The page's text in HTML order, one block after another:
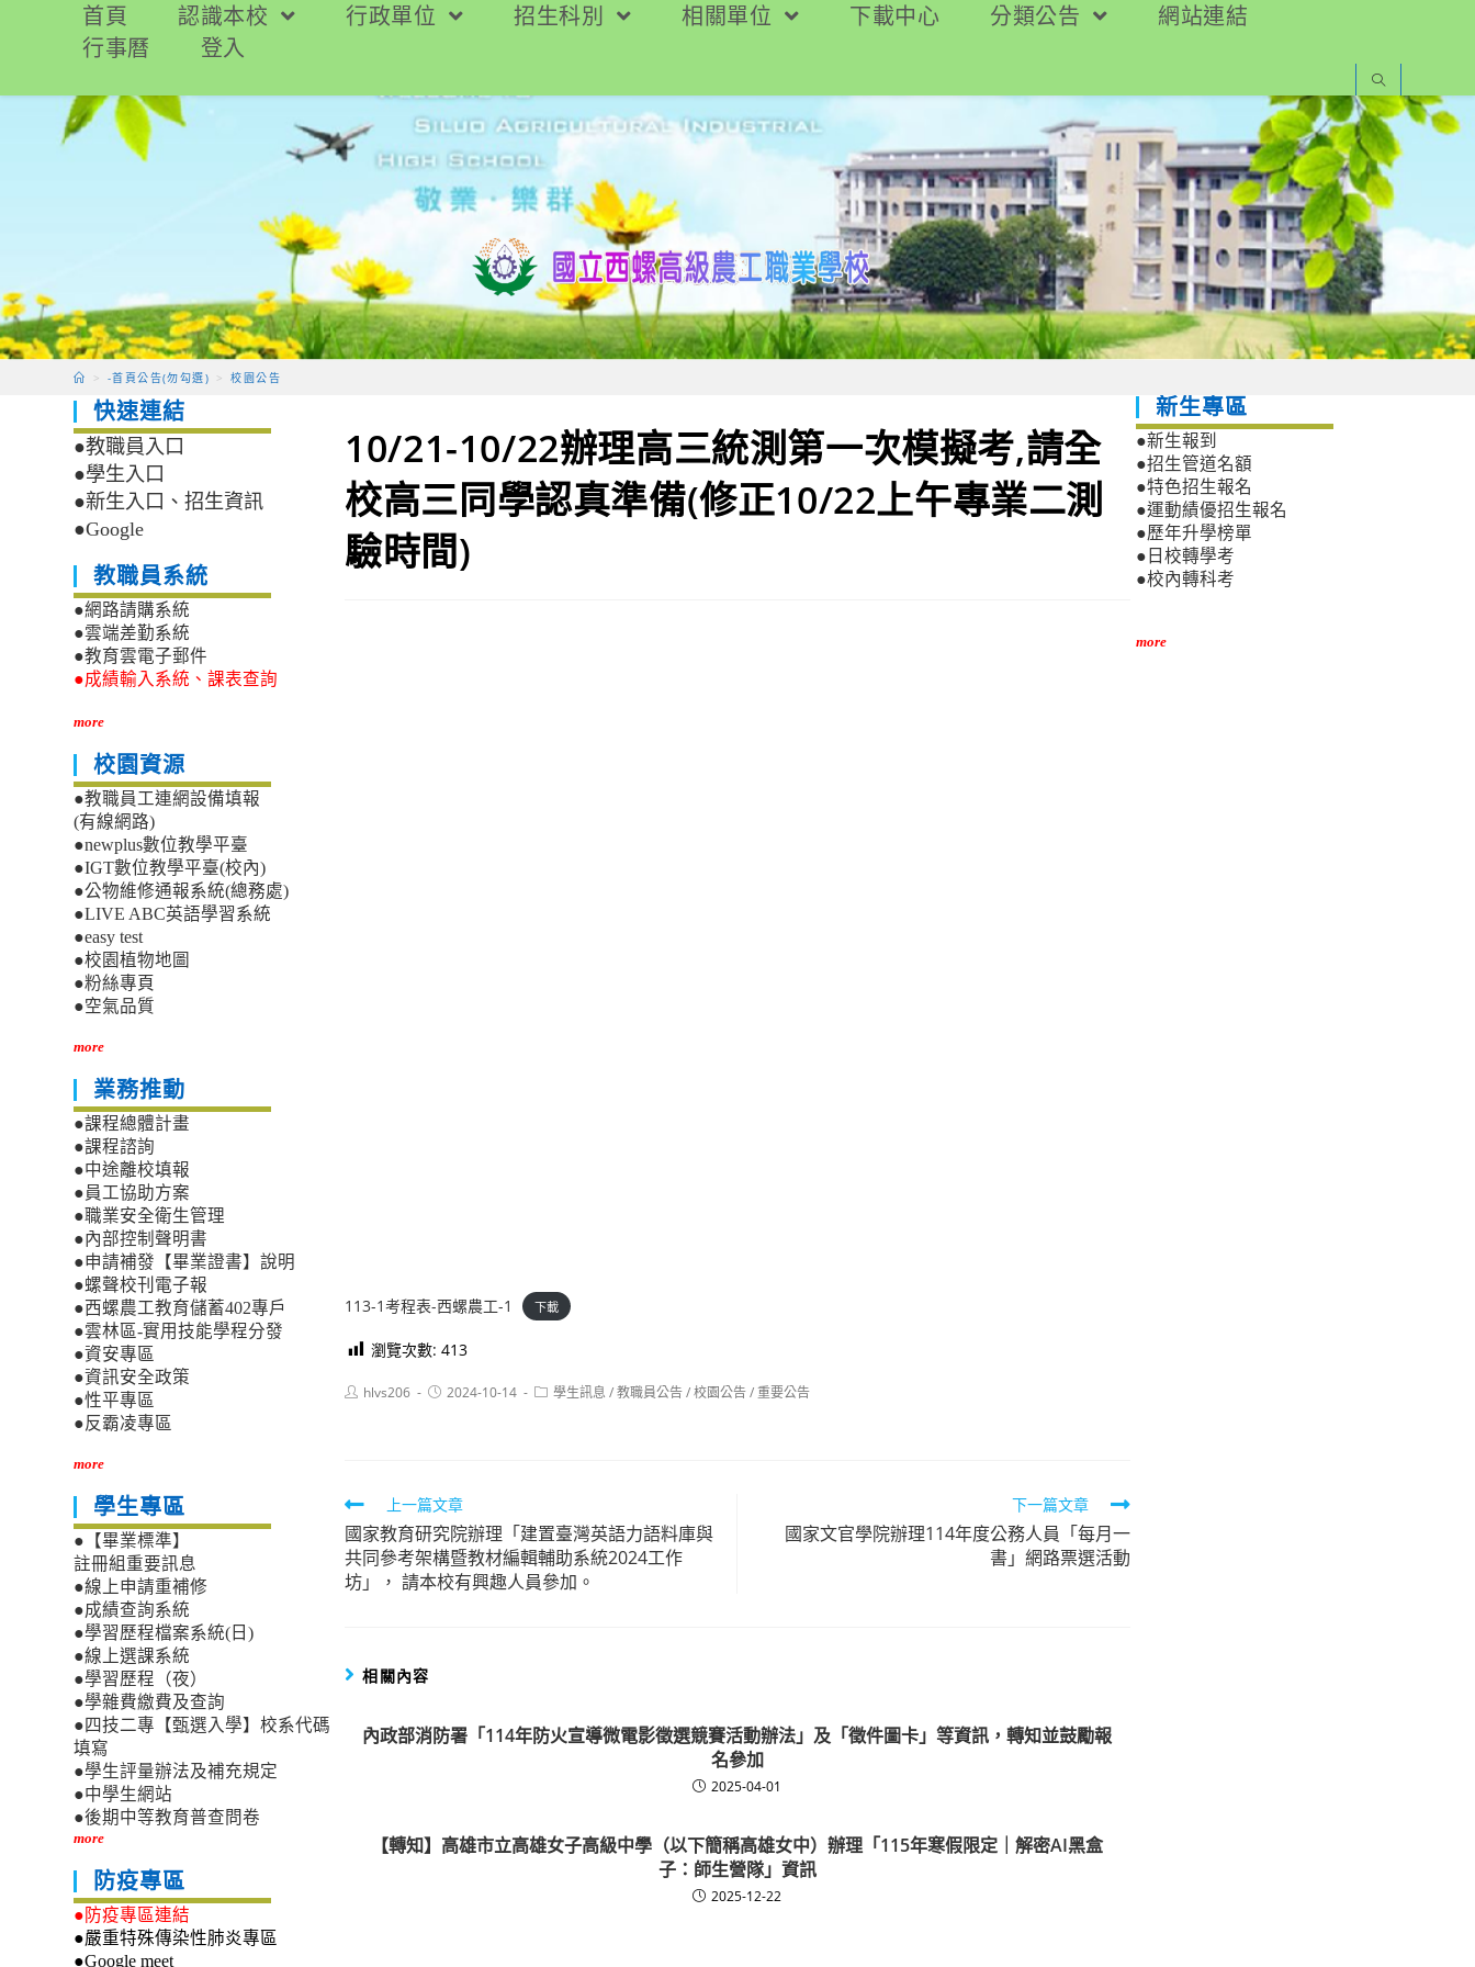
要
首頁 認識本校 行政單位 招生科別 相關單位 下載中心 分類公告
網站連結
行事曆
登入
> -首頁公告(勿勾選) > 校園公告
10/21-10/22辦理高三統測第一次模擬考,請全
校高三同學認真準備(修正10/22上午專業二測
驗時間)
113-1考程表-西螺農工-1 下載
瀏覽次數: 413
Posthlvs206
Post2024-10-14
Post學生訊息 /教職員公告/校園公告/重要公告
Read
more
articles
上一篇文章
國家教育研究院辦理「建置臺灣英語力語料庫與
共同參考架構暨教材編輯輔助系統2024工作
坊」， 請本校有興趣人員參加。
下一篇文章
國家文官學院辦理114年度公務人員「每月一
書」網路票選活動
相關內容
內政部消防署「114年防火宣導微電影徵選競賽活動辦法」及「徵件圖卡」等資訊，轉知並鼓勵報
名參加
2025-04-01
【轉知】高雄市立高雄女子高級中學（以下簡稱高雄女中）辦理「115年寒假限定｜解密AI黑盒
子：師生營隊」資訊
2025-12-22
快速連結
●教職員入口
●學生入口
●新生入口、招生資訊
●Google
教職員系統
●網路請購系統
●雲端差勤系統
●教育雲電子郵件
●成績輸入系統、課表查詢
more
校園資源
●教職員工連網設備填報
(有線網路)
●newplus數位教學平臺
●IGT數位教學平臺(校內)
●公物維修通報系統(總務處)
●LIVE ABC英語學習系統
●easy test
●校園植物地圖
●粉絲專頁
●空氣品質
more
業務推動
●課程總體計畫
●課程諮詢
●中途離校填報
●員工協助方案
●職業安全衛生管理
●內部控制聲明書
●申請補發【畢業證書】說明
●螺聲校刊電子報
●西螺農工教育儲蓄402專戶
●雲林區-實用技能學程分發
●資安專區
●資訊安全政策
●性平專區
●反霸凌專區
more
學生專區
●【畢業標準】
註冊組重要訊息
●線上申請重補修
●成績查詢系統
●學習歷程檔案系統(日)
●線上選課系統
●學習歷程（夜）
●學雜費繳費及查詢
●四技二專【甄選入學】校系代碼
填寫
●學生評量辦法及補充規定
●中學生網站
●後期中等教育普查問卷
more
防疫專區
●防疫專區連結
●嚴重特殊傳染性肺炎專區
●Google meet
新生專區
●新生報到
●招生管道名額
●特色招生報名
●運動績優招生報名
●歷年升學榜單
●日校轉學考
●校內轉科考
more